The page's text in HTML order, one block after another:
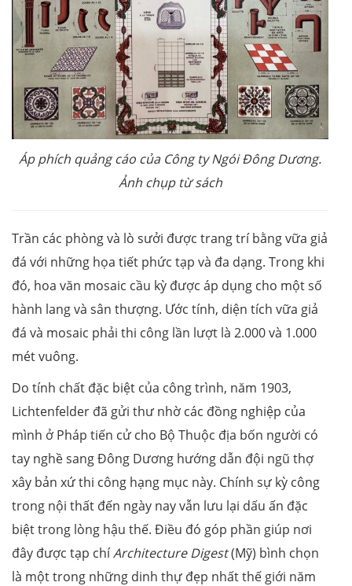
Áp phích quảng cáo của Công ty Ngói Đông Dương.
Ảnh chụp từ sách
Trần các phòng và lò sưởi được trang trí bằng vữa giả
đá với những họa tiết phức tạp và đa dạng. Trong khi
đó, hoa văn mosaic cầu kỳ được áp dụng cho một số
hành lang và sân thượng. Ước tính, diện tích vữa giả
đá và mosaic phải thi công lần lượt là 2.000 và 1.000
mét vuông.
Do tính chất đặc biệt của công trình, năm 1903,
Lichtenfelder đã gửi thư nhờ các đồng nghiệp của
mình ở Pháp tiến cử cho Bộ Thuộc địa bốn người có
tay nghề sang Đông Dương hướng dẫn đội ngũ thợ
xây bản xứ thi công hạng mục này. Chính sự kỳ công
trong nội thất đến ngày nay vẫn lưu lại dấu ấn đặc
biệt trong lòng hậu thế. Điều đó góp phần giúp nơi
đây được tạp chíArchitecture Digest(Mỹ) bình chọn
là một trong những dinh thự đẹp nhất thế giới năm